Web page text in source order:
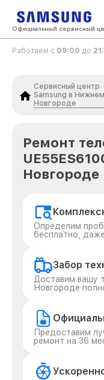
Официальный сервисный
Работаем с 09:00 до
Сервисный центр
Samsung в Нижнем
Новгороде
Ремонт
Новгороде
Определим
бесплатно,
Забор
Доставим вашу
Новгороде
Предоставим
ремонт на 36